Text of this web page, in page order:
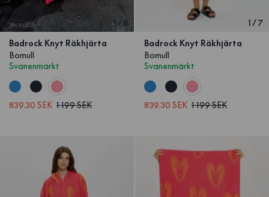
1/8
Badrock Knyt Räkhjärta
Bomull
Svanenmärkt
839.30 SEK 1 199 SEK
1/7
Badrock Knyt Räkhjärta
Bomull
Svanenmärkt
839.30 SEK 1 199 SEK